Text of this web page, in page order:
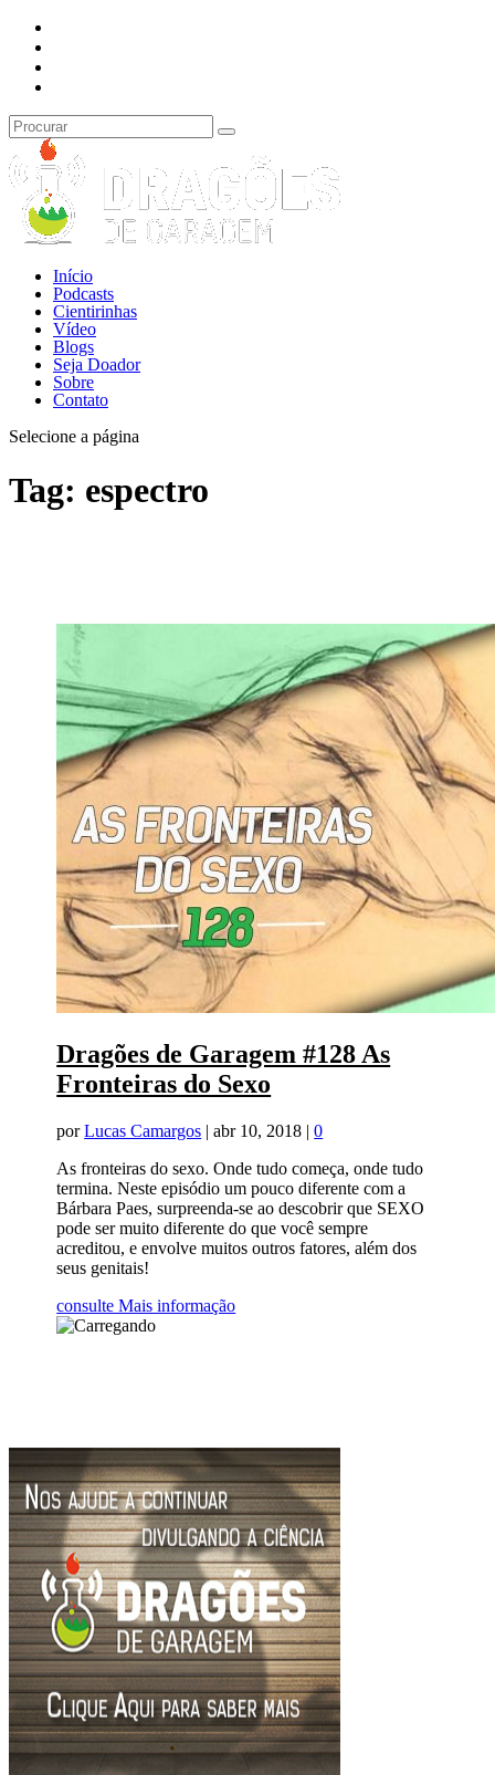
Início
Podcasts
Cientirinhas
Vídeo
Blogs
Seja Doador
Sobre
Contato
Selecione a página
Tag: espectro
Dragões de Garagem #128 As
Fronteiras do Sexo
porLucas Camargos |abr 10, 2018 |0
As fronteiras do sexo. Onde tudo começa, onde tudo
termina. Neste episódio um pouco diferente com a
Bárbara Paes, surpreenda-se ao descobrir que SEXO
pode ser muito diferente do que você sempre
acreditou, e envolve muitos outros fatores, além dos
seus genitais!
consulte Mais informação